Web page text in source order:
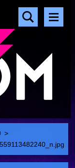
>